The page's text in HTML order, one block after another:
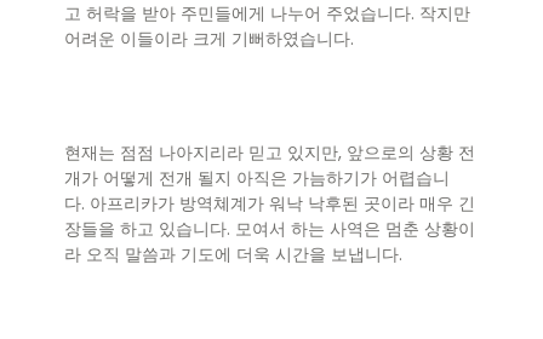
고 허락을 받아 주민들에게 나누어 주었습니다. 작지만
어려운 이들이라 크게 기뻐하였습니다.
현재는 점점 나아지리라 믿고 있지만, 앞으로의 상황 전
개가 어떻게 전개 될지 아직은 가늠하기가 어렵습니
다. 아프리카가 방역쳬계가 워낙 낙후된 곳이라 매우 긴
장들을 하고 있습니다. 모여서 하는 사역은 멈춘 상황이
라 오직 말씀과 기도에 더욱 시간을 보냅니다.